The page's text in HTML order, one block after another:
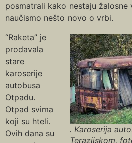
posmatrali kako nestaju
naučismo nešto novo o vrbi.
. Karoserija
Terazijskom,
“Raketa” je
prodavala
stare
karoserije
autobusa
Otpadu.
Otpad svima
koji su hteli.
Ovih dana su